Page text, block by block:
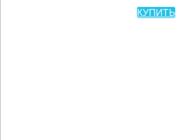
КУПИТЬ